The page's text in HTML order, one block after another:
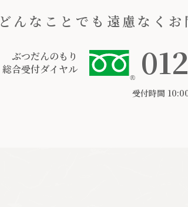
どんなことでも遠慮なく
ぶつだんのもり
総合受付ダイヤル
受付時間